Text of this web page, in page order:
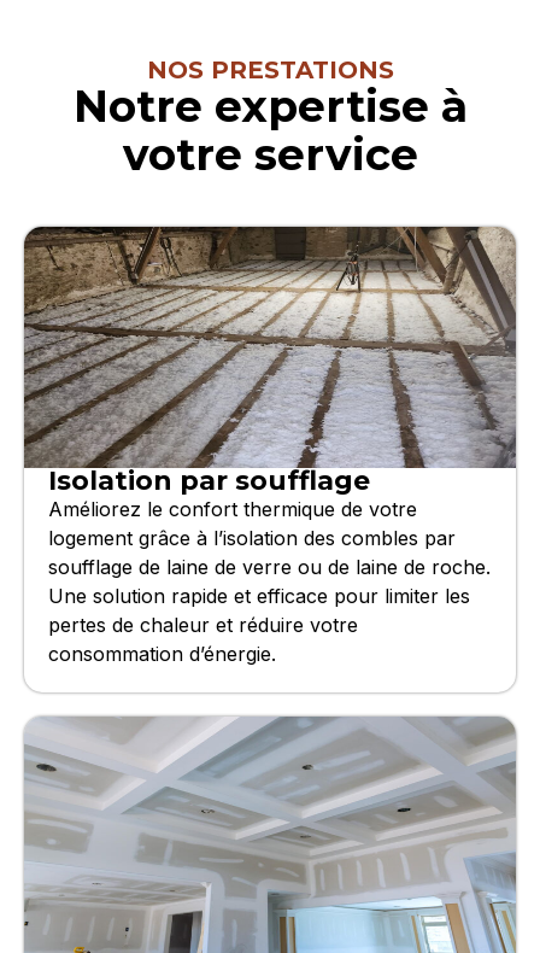
NOS PRESTATIONS
Notre expertise à
votre service
Isolation par soufflage
Améliorez le confort thermique de votre
logement grâce à l’isolation des combles par
soufflage de laine de verre ou de laine de roche.
Une solution rapide et efficace pour limiter les
pertes de chaleur et réduire votre
consommation d’énergie.